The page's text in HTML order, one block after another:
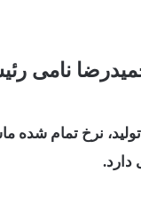
نامی
نرخ تمام شده
دارد.